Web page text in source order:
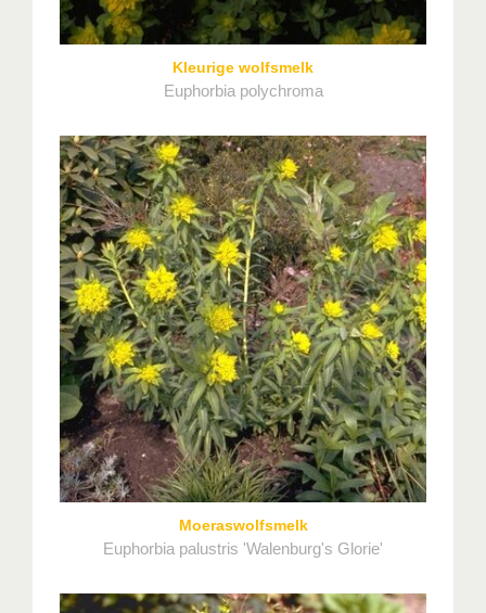
Kleurige wolfsmelk
Euphorbia polychroma
Moeraswolfsmelk
Euphorbia palustris 'Walenburg's Glorie'